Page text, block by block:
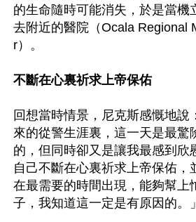
的生命隨時可能消失，於是當機
去附近的醫院（Ocala Regional
r）。
不斷在心裏祈求上帝保佑
回想當時情景，尼克斯感慨地說
來的從警生涯裏，這一天是最驚
的，但同時卻又是讓我最感到欣
自己不斷在心裏祈求上帝保佑，
在最需要的時間出現，能夠幫上
子，我知道這一定是有原因的。」